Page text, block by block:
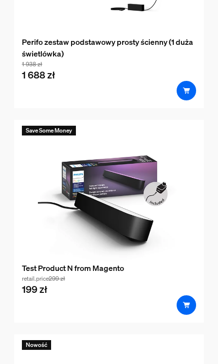
Perifo zestaw podstawowy prosty ścienny (1 duża
świetlówka)
bundle.1 688 zł.with.1 938 zł
1 938 zł
1 688 zł
Save Some Money
Test Product N from Magento
product.199 zł.with.299 zł
retail.price299 zł
199 zł
Nowość